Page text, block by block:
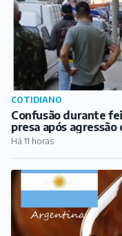
COTIDIANO
Confusão durante
presa após
Barbacena
Há 11 horas